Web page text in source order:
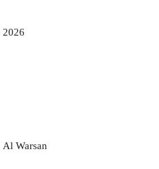
2026
Al Warsan